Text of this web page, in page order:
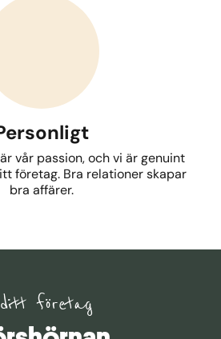
vår passion, och vi är genuint
företag. Bra relationer skapar
bra affärer.
företag